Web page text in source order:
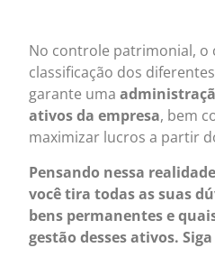
No controle patrimonial, o
classificação dos
garante uma
ativos da empresa, bem
maximizar lucros a partir
Pensando nessa
você tira todas as suas
bens permanentes e
gestão desses ativos.